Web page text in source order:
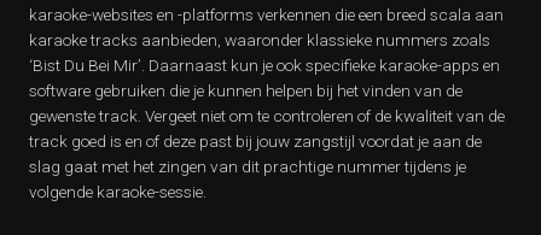
karaoke-websites en -platforms verkennen die een breed scala aan
karaoke tracks aanbieden, waaronder klassieke nummers zoals
‘Bist Du Bei Mir’. Daarnaast kun je ook specifieke karaoke-apps en
software gebruiken die je kunnen helpen bij het vinden van de
gewenste track. Vergeet niet om te controleren of de kwaliteit van de
track goed is en of deze past bij jouw zangstijl voordat je aan de
slag gaat met het zingen van dit prachtige nummer tijdens je
volgende karaoke-sessie.